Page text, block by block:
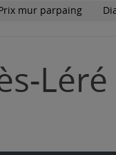
mur parpaing